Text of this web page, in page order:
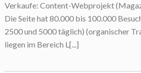
Verkaufe: Content-Webprojekt
Die Seite hat 80.000 bis 100.000
2500 und 5000 täglich) (organischer
liegen im Bereich L[...]